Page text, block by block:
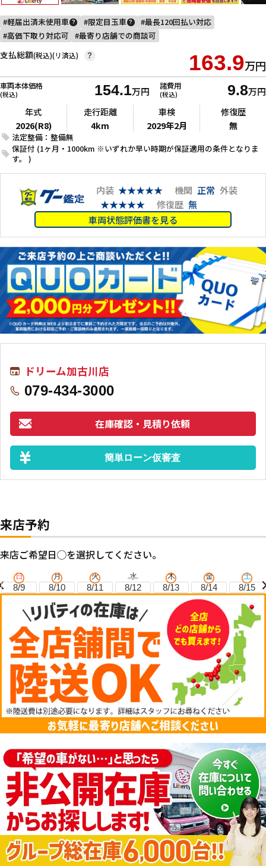
軽届出済未使用車 ? 限定目玉車 ?
最長120回払い対応
高価下取り対応可
最寄り店舗での商談可
支払総額(税込)(リ済込) 163.9万円
?
車両本体価格
(税込) 154.1万円 諸費用
(税込) 9.8万円
法定整備：整備無
保証付 (1ヶ月・1000km ※いずれか早い時期が保証適用の条件となりま
す。 )
年式
2026(R8)
走行距離
4km
車検
2029年2月
修復歴
無
内装 ★★★★★ 機関 正常 外装
★★★★★
修復歴 無
車両状態評価書を見る
ドリーム加古川店
079-434-3000
在庫確認・見積り依頼
簡単ローン仮審査
来店予約
来店ご希望日◯を選択してください。
日
8/9
月
8/10
火
8/11
水
8/12
木
8/13
金
8/14
土
8/15